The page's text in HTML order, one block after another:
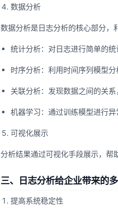
数据分析
数据分析是日志分析的核心部分，
统计分析：对日志进行简单的
时序分析：利用时间序列模型分
关联分析：发现数据之间的关
机器学习：通过训练模型进行
可视化展示
分析结果通过可视化手段展示，帮
三、日志分析给企业带来的
提高系统稳定性